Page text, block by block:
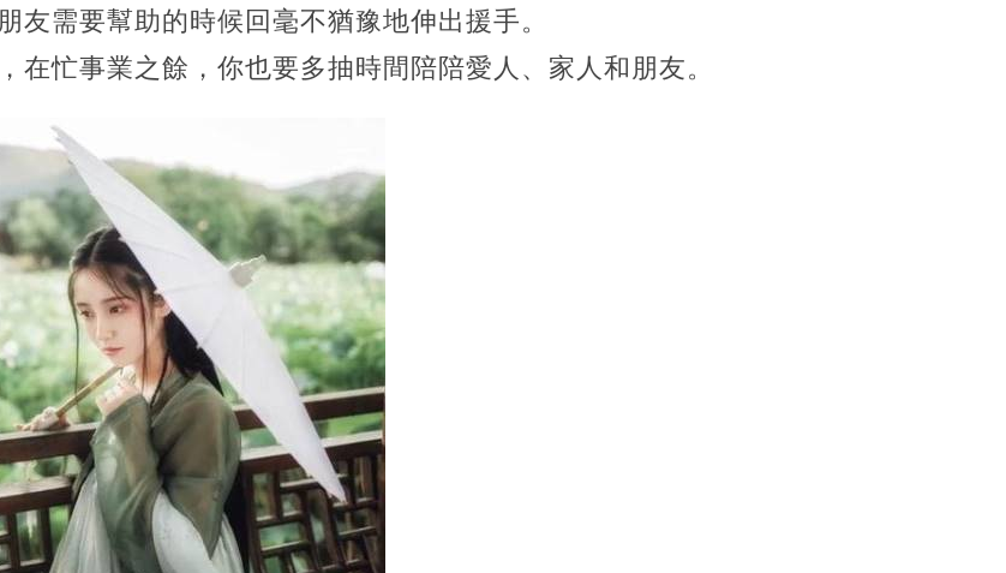
友需要幫助的時候回毫不猶豫地伸出援手。
在忙事業之餘，你也要多抽時間陪陪愛人、家人和朋友。